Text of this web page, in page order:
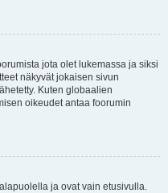
jota olet lukemassa ja siksi
näkyvät jokaisen sivun
Kuten globaalien
oikeudet antaa foorumin
ja ovat vain etusivulla.